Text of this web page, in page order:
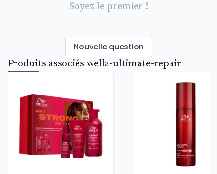
Soyez le premier !
Nouvelle question
Produits associés wella-ultimate-repair